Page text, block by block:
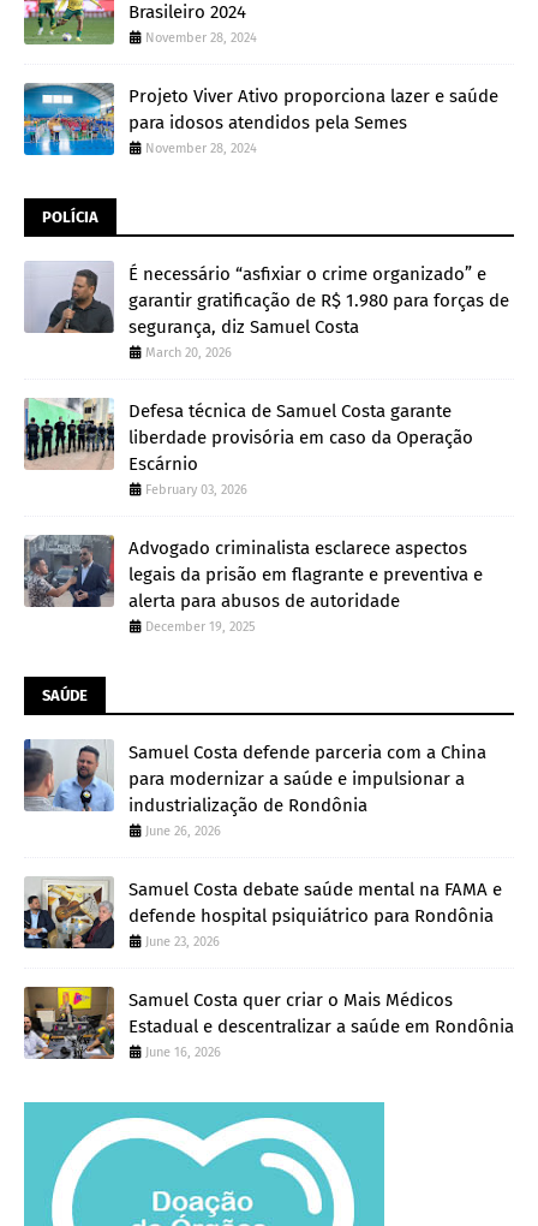
Brasileiro 2024
November 28, 2024
Projeto Viver Ativo proporciona lazer e saúde
para idosos atendidos pela Semes
November 28, 2024
POLÍCIA
É necessário “asfixiar o crime organizado” e
garantir gratificação de R$ 1.980 para forças de
segurança, diz Samuel Costa
March 20, 2026
Defesa técnica de Samuel Costa garante
liberdade provisória em caso da Operação
Escárnio
February 03, 2026
Advogado criminalista esclarece aspectos
legais da prisão em flagrante e preventiva e
alerta para abusos de autoridade
December 19, 2025
SAÚDE
Samuel Costa defende parceria com a China
para modernizar a saúde e impulsionar a
industrialização de Rondônia
June 26, 2026
Samuel Costa debate saúde mental na FAMA e
defende hospital psiquiátrico para Rondônia
June 23, 2026
Samuel Costa quer criar o Mais Médicos
Estadual e descentralizar a saúde em Rondônia
June 16, 2026